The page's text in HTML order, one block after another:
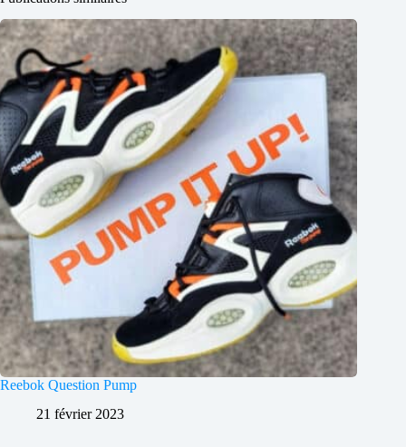
Reebok Question Pump
21 février 2023